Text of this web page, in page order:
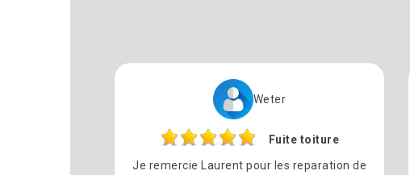
Weter
Fuite toiture
Je remercie Laurent pour les reparation de